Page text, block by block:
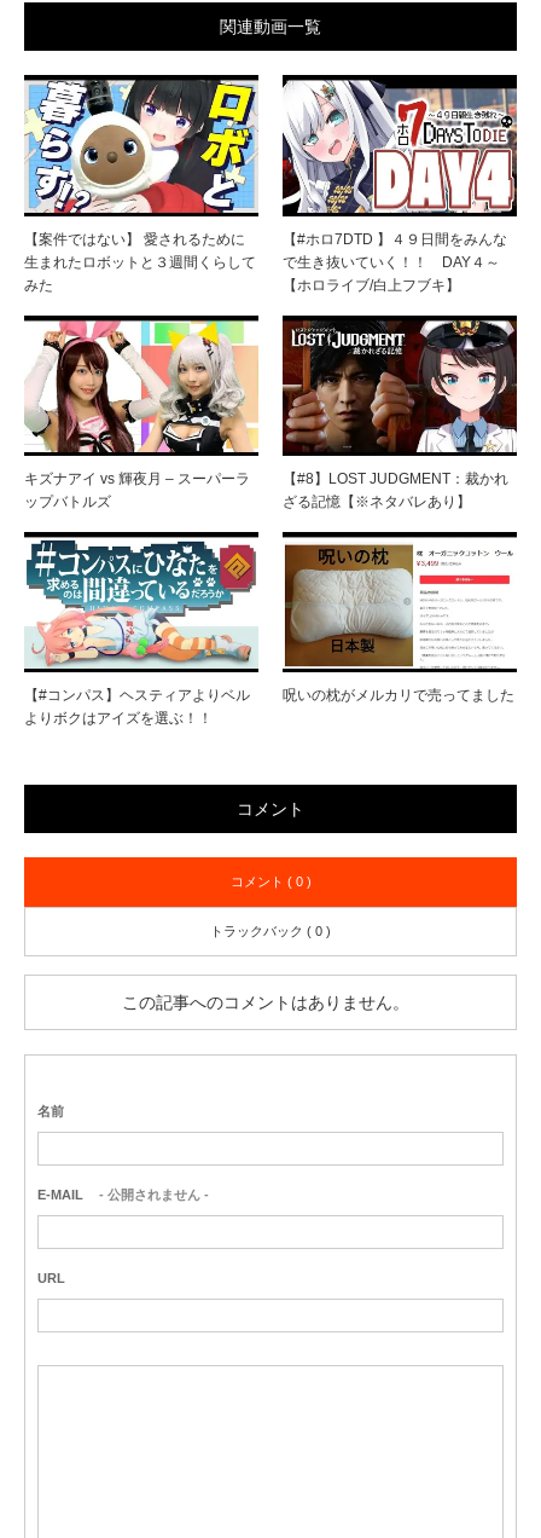
関連動画一覧
【案件ではない】 愛されるために
生まれたロボットと３週間くらして
みた
【#ホロ7DTD 】４９日間をみんな
で生き抜いていく！！ DAY４～
【ホロライブ/白上フブキ】
キズナアイ vs 輝夜月 – スーパーラ
ップバトルズ
【#8】LOST JUDGMENT：裁かれ
ざる記憶【※ネタバレあり】
【#コンパス】ヘスティアよりベル
よりボクはアイズを選ぶ！！
呪いの枕がメルカリで売ってました
コメント
コメント ( 0 )
トラックバック ( 0 )
この記事へのコメントはありません。
名前
E-MAIL - 公開されません -
URL